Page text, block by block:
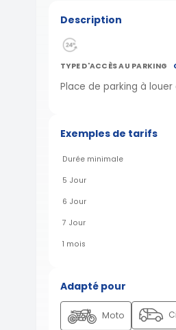
Description
TYPE D'ACCÈS AU PARKING
Place de parking à
Exemples de tarifs
Durée minimale
5 Jour
6 Jour
7 Jour
1 mois
Adapté pour
Moto